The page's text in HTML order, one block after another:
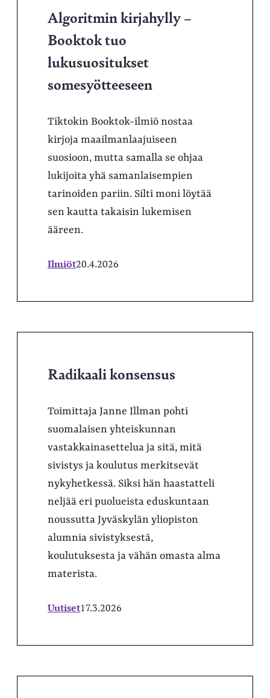
Algoritmin kirjahylly –
Booktok tuo
lukusuositukset
somesyötteeseen
Tiktokin Booktok-ilmiö nostaa
kirjoja maailmanlaajuiseen
suosioon, mutta samalla se ohjaa
lukijoita yhä samanlaisempien
tarinoiden pariin. Silti moni löytää
sen kautta takaisin lukemisen
ääreen.
Ilmiöt20.4.2026
Radikaali konsensus
Toimittaja Janne Illman pohti
suomalaisen yhteiskunnan
vastakkainasettelua ja sitä, mitä
sivistys ja koulutus merkitsevät
nykyhetkessä. Siksi hän haastatteli
neljää eri puolueista eduskuntaan
noussutta Jyväskylän yliopiston
alumnia sivistyksestä,
koulutuksesta ja vähän omasta alma
materista.
Uutiset17.3.2026